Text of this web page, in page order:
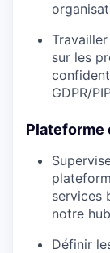
sur les
GDPR/
Plateforme
services
notre hub
Définir